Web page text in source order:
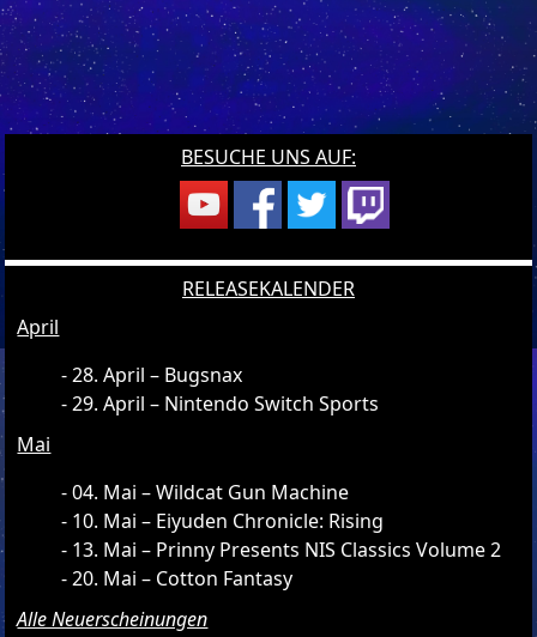
BESUCHE UNS AUF:
RELEASEKALENDER
April
28. April – Bugsnax
29. April – Nintendo Switch Sports
Mai
04. Mai – Wildcat Gun Machine
10. Mai – Eiyuden Chronicle: Rising
13. Mai – Prinny Presents NIS Classics Volume 2
20. Mai – Cotton Fantasy
Alle Neuerscheinungen